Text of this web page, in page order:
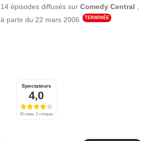
14 épisodes diffusés surComedy Central
à partir du 22 mars 2006 TERMINÉE
Spectateurs
4,0
45 notes, 2 critiques